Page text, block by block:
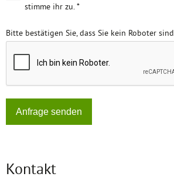
stimme ihr zu. *
Bitte bestätigen Sie, dass Sie kein Roboter sind
Anfrage senden
Kontakt